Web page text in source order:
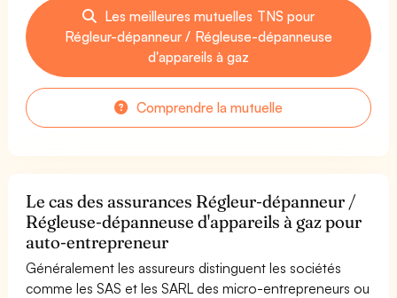
Les meilleures mutuelles TNS pour
Régleur-dépanneur / Régleuse-dépanneuse
d'appareils à gaz
Comprendre la mutuelle
Le cas des assurances Régleur-dépanneur /
Régleuse-dépanneuse d'appareils à gaz pour
auto-entrepreneur
Généralement les assureurs distinguent les sociétés
comme les SAS et les SARL des micro-entrepreneurs ou